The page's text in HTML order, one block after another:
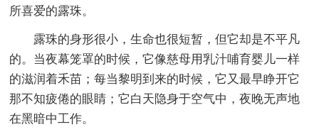
所喜爱的露珠。
露珠的身形很小，生命也很短暂，但它却是不平凡
的。当夜幕笼罩的时候，它像慈母用乳汁哺育婴儿一样
的滋润着禾苗；每当黎明到来的时候，它又最早睁开它
那不知疲倦的眼睛；它白天隐身于空气中，夜晚无声地
在黑暗中工作。